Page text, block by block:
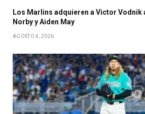
Los Marlins adquieren a Victor Vodnik
Norby y Aiden May
AGOSTO 4, 2026